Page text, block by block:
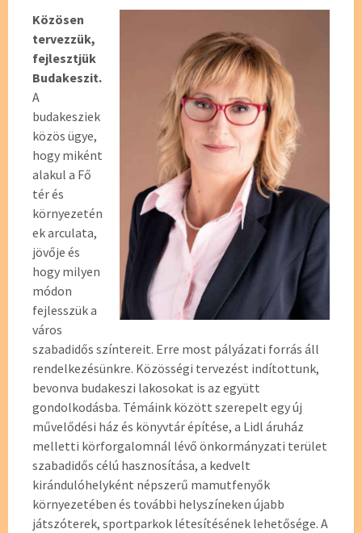
Közösen
tervezzük,
fejlesztjük
Budakeszit.
A
budakesziek
közös ügye,
hogy miként
alakul a Fő
tér és
környezetén
ek arculata,
jövője és
hogy milyen
módon
fejlesszük a
város
szabadidős színtereit. Erre most pályázati forrás áll
rendelkezésünkre. Közösségi tervezést indítottunk,
bevonva budakeszi lakosokat is az együtt
gondolkodásba. Témáink között szerepelt egy új
művelődési ház és könyvtár építése, a Lidl áruház
melletti körforgalomnál lévő önkormányzati terület
szabadidős célú hasznosítása, a kedvelt
kirándulóhelyként népszerű mamutfenyők
környezetében és további helyszíneken újabb
játszóterek, sportparkok létesítésének lehetősége. A